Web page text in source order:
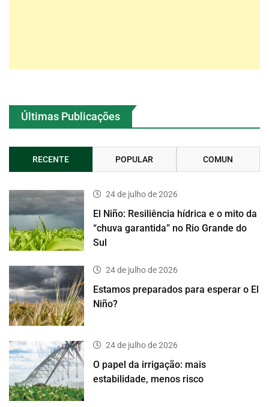
Últimas Publicações
RECENTE POPULAR COMUN
24 de julho de 2026
El Niño: Resiliência hídrica e o mito da
“chuva garantida” no Rio Grande do
Sul
24 de julho de 2026
Estamos preparados para esperar o El
Niño?
24 de julho de 2026
O papel da irrigação: mais
estabilidade, menos risco